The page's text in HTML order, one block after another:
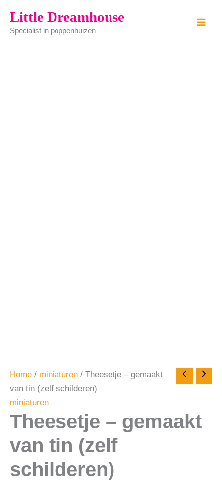
naar
inhoud
Little Dreamhouse
Specialist in poppenhuizen
Home / miniaturen / Theesetje – gemaakt
van tin (zelf schilderen)
miniaturen
Theesetje – gemaakt
van tin (zelf
schilderen)
-
gemaakt
van
tin